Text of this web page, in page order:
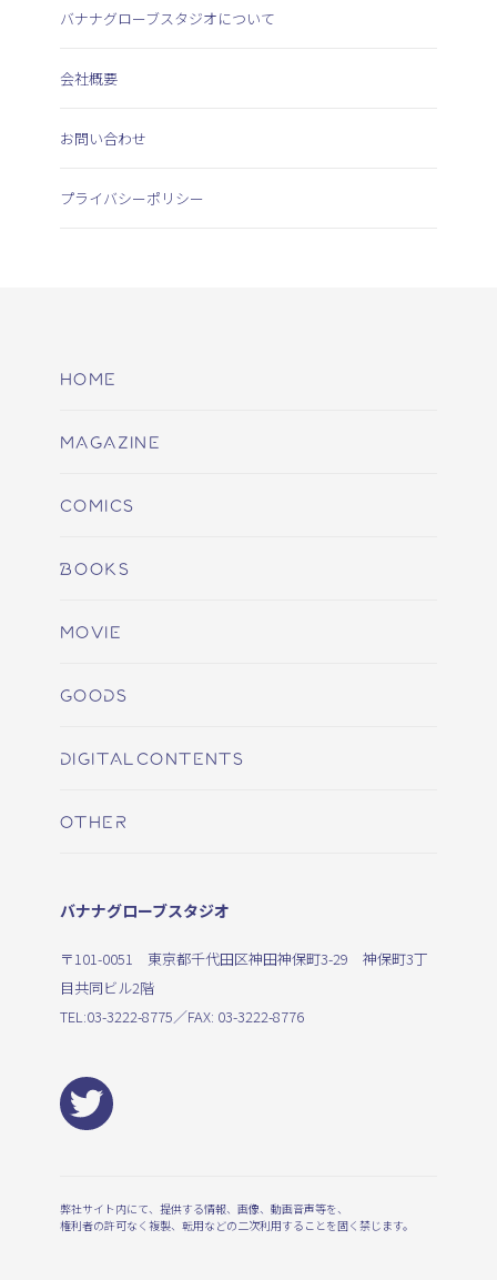
バナナグローブスタジオについて
会社概要
お問い合わせ
プライバシーポリシー
HOME
MAGAZINE
COMICS
BOOKS
MOVIE
GOODS
DIGITALCONTENTS
OTHER
バナナグローブスタジオ
〒101-0051 東京都千代田区神田神保町3-29 神保町3丁
目共同ビル2階
TEL:03-3222-8775／FAX: 03-3222-8776
弊社サイト内にて、提供する情報、画像、動画音声等を、
権利者の許可なく複製、転用などの二次利用することを固く禁じます。